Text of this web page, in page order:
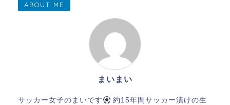
ABOUT ME
まいまい
サッカー女子のまいです
約15年間サッカー漬けの生